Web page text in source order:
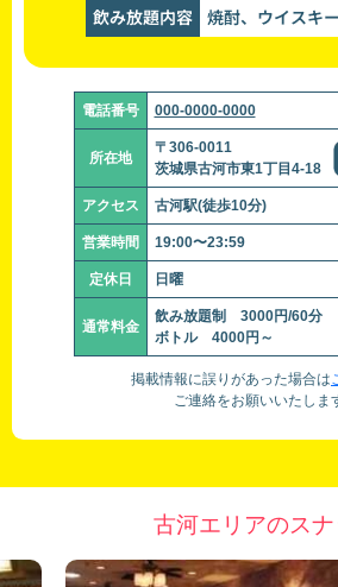
飲み放題内容 焼酎、ウイスキ
電話番号 000-0000-0000
所在地
〒306-0011
茨城県古河市東1丁目4-18
アクセス 古河駅(徒歩10分)
営業時間 19:00〜23:59
定休日 日曜
通常料金
飲み放題制 3000円/60分
ボトル 4000円～
掲載情報に誤りがあった場合は
ご連絡をお願いいたしま
古河エリアのスナ